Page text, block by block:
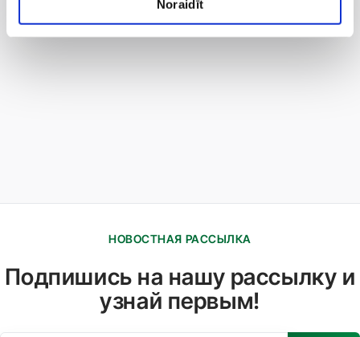
Noraidīt
НОВОСТНАЯ РАССЫЛКА
Подпишись на нашу рассылку и
узнай первым!